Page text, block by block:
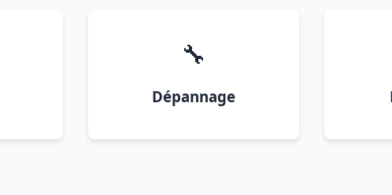
🔧
Dépannage